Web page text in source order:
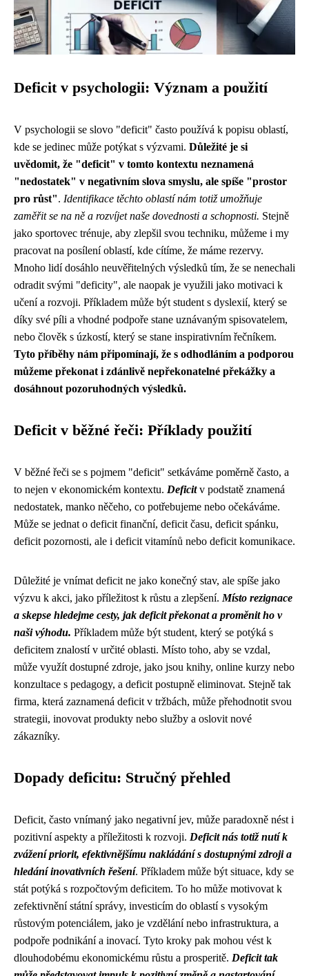
Deficit v psychologii: Význam a použití
V psychologii se slovo "deficit" často používá k popisu oblastí,
kde se jedinec může potýkat s výzvami. Důležité je si
uvědomit, že "deficit" v tomto kontextu neznamená
"nedostatek" v negativním slova smyslu, ale spíše "prostor
pro růst". Identifikace těchto oblastí nám totiž umožňuje
zaměřit se na ně a rozvíjet naše dovednosti a schopnosti. Stejně
jako sportovec trénuje, aby zlepšil svou techniku, můžeme i my
pracovat na posílení oblastí, kde cítíme, že máme rezervy.
Mnoho lidí dosáhlo neuvěřitelných výsledků tím, že se nenechali
odradit svými "deficity", ale naopak je využili jako motivaci k
učení a rozvoji. Příkladem může být student s dyslexií, který se
díky své píli a vhodné podpoře stane uznávaným spisovatelem,
nebo člověk s úzkostí, který se stane inspirativním řečníkem.
Tyto příběhy nám připomínají, že s odhodláním a podporou
můžeme překonat i zdánlivě nepřekonatelné překážky a
dosáhnout pozoruhodných výsledků.
Deficit v běžné řeči: Příklady použití
V běžné řeči se s pojmem "deficit" setkáváme poměrně často, a
to nejen v ekonomickém kontextu. Deficitv podstatě znamená
nedostatek, manko něčeho, co potřebujeme nebo očekáváme.
Může se jednat o deficit finanční, deficit času, deficit spánku,
deficit pozornosti, ale i deficit vitamínů nebo deficit komunikace.
Důležité je vnímat deficit ne jako konečný stav, ale spíše jako
výzvu k akci, jako příležitost k růstu a zlepšení. Místo rezignace
a skepse hledejme cesty, jak deficit překonat a proměnit ho v
naši výhodu. Příkladem může být student, který se potýká s
deficitem znalostí v určité oblasti. Místo toho, aby se vzdal,
může využít dostupné zdroje, jako jsou knihy, online kurzy nebo
konzultace s pedagogy, a deficit postupně eliminovat. Stejně tak
firma, která zaznamená deficit v tržbách, může přehodnotit svou
strategii, inovovat produkty nebo služby a oslovit nové
zákazníky.
Dopady deficitu: Stručný přehled
Deficit, často vnímaný jako negativní jev, může paradoxně nést i
pozitivní aspekty a příležitosti k rozvoji. Deficit nás totiž nutí k
zvážení priorit, efektivnějšímu nakládání s dostupnými zdroji a
hledání inovativních řešení. Příkladem může být situace, kdy se
stát potýká s rozpočtovým deficitem. To ho může motivovat k
zefektivnění státní správy, investicím do oblastí s vysokým
růstovým potenciálem, jako je vzdělání nebo infrastruktura, a
podpoře podnikání a inovací. Tyto kroky pak mohou vést k
dlouhodobému ekonomickému růstu a prosperitě. Deficit tak